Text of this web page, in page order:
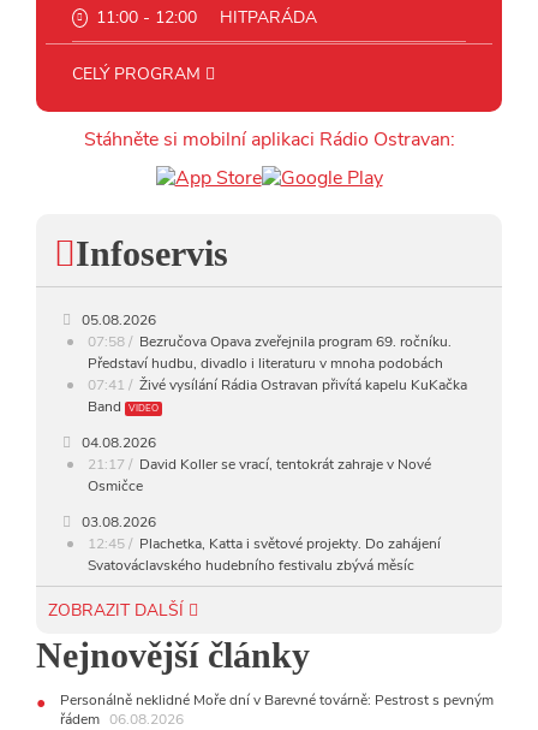
11:00 - 12:00 HITPARÁDA
12:00 - 13:00
13:00 - 14:00 BLUES
14:00 - 15:00 FOLK
16:00 - 17:00 HARD AND HEAVY CLASSIC
17:00 - 18:00
CROSSOVER
18:00 - 20:00 INDEPENDENT
23:00 - 00:00 POTICHU
CELÝ PROGRAM
Stáhněte si mobilní aplikaci Rádio Ostravan:
Infoservis
05.08.2026
07:58
Bezručova Opava zveřejnila program 69. ročníku.
Představí hudbu, divadlo i literaturu v mnoha podobách
07:41
Živé vysílání Rádia Ostravan přivítá kapelu KuKačka
Band
VIDEO
04.08.2026
21:17
David Koller se vrací, tentokrát zahraje v Nové
Osmičce
03.08.2026
12:45
Plachetka, Katta i světové projekty. Do zahájení
Svatováclavského hudebního festivalu zbývá měsíc
29.07.2026
listopadu v klubu Barrák
VIDEO
10:33
Úsměvné historky ze života ostravské kapely Verše:
ZOBRAZIT DALŠÍ
Nejnovější články
Personálně neklidné Moře dní v Barevné továrně: Pestrost s pevným
řádem 06.08.2026